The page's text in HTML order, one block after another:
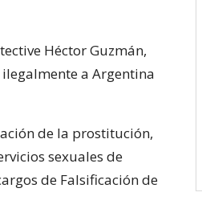
Héctor Guzmán,
a Argentina
de la prostitución,
sexuales de
de Falsificación de